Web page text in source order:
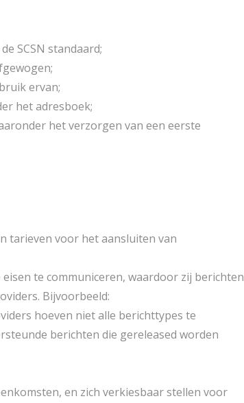
SCSN standaard;
ervan;
het adresboek;
het verzorgen van een eerste
tarieven voor het aansluiten van
te communiceren, waardoor zij berichten
Bijvoorbeeld:
hoeven niet alle berichttypes te
berichten die gereleased worden
en zich verkiesbaar stellen voor